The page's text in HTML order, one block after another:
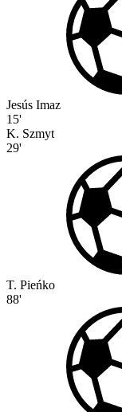
Jesús Imaz
15'
K. Szmyt
29'
T. Pieńko
88'